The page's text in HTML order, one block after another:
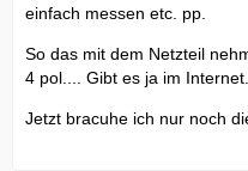
einfach messen etc. pp.
So das mit dem Netzteil
4 pol.... Gibt es ja im Internet.
Jetzt bracuhe ich nur noch